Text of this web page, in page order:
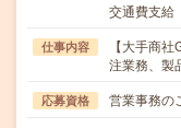
交通費支給
仕事内容
【大手商
注業務、製
応募資格 営業事務の